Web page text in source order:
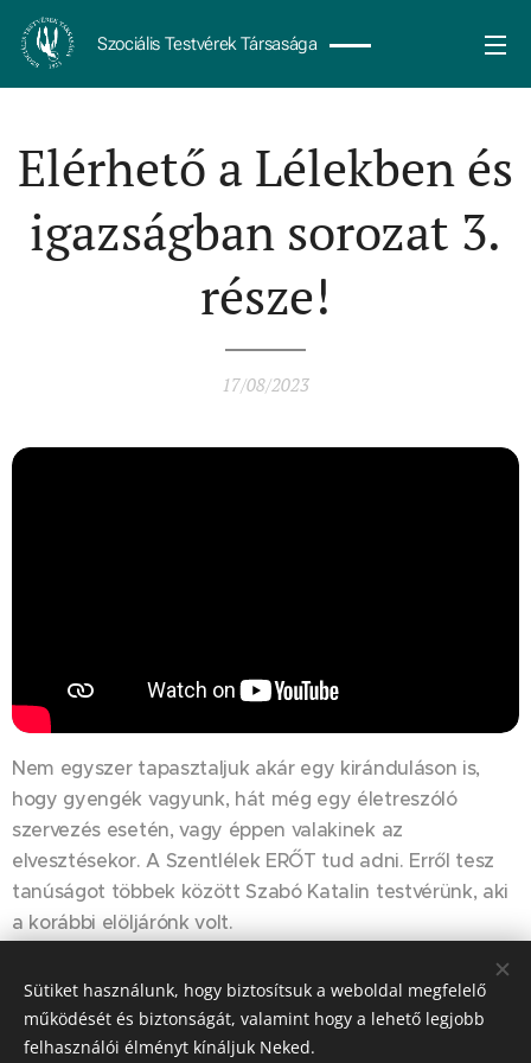
Szociális Testvérek Társasága
Elérhető a Lélekben és
igazságban sorozat 3.
része!
17/08/2023
Nem egyszer tapasztaljuk akár egy kiránduláson is,
hogy gyengék vagyunk, hát még egy életreszóló
szervezés esetén, vagy éppen valakinek az
elvesztésekor. A Szentlélek ERŐT tud adni. Erről tesz
tanúságot többek között Szabó Katalin testvérünk, aki
a korábbi elöljárónk volt.
Share
Sütiket használunk, hogy biztosítsuk a weboldal megfelelő
működését és biztonságát, valamint hogy a lehető legjobb
felhasználói élményt kínáljuk Neked.